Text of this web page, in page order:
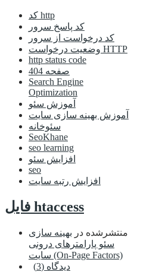
کد http
کد پاسخ سرور
کد درخواست از سرور
وضعیت درخواست HTTP
http status code
صفحه 404
Search Engine
Optimization
آموزش سئو
آموزش بهینه سازی سایت
سئوخانه
SeoKhane
seo learning
افزایش سئو
seo
افزایش رتبه سایت
فايل htaccess
منتشرشده در بهینه سازی
سئو پارامترهای درونی
سایت (On-Page Factors)
دیدگاه (3)